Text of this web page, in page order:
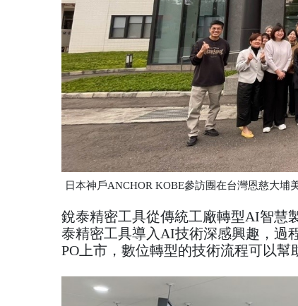
日本神戶ANCHOR KOBE參訪團在台灣恩慈大埔
銳泰精密工具從傳統工廠轉型AI智慧
泰精密工具導入AI技術深感興趣，過
PO上市，數位轉型的技術流程可以幫